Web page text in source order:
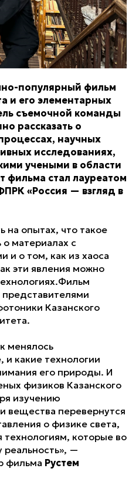
популярный фильм
и его элементарных
съемочной команды
рассказать о
научных
исследованиях,
учеными в области
фильма стал лауреатом
«Россия — взгляд в
на опытах, что такое
о материалах с
и о том, как из хаоса
эти явления можно
представителями
Казанского
менялось
и какие технологии
его природы. И
физиков Казанского
изучению
вещества перевернутся
о физике света,
технологиям, которые во
—
фильма Рустем